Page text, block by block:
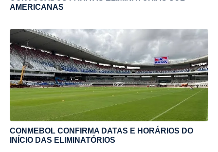
AMERICANAS
CONMEBOL CONFIRMA DATAS E HORÁRIOS DO
INÍCIO DAS ELIMINATÓRIOS